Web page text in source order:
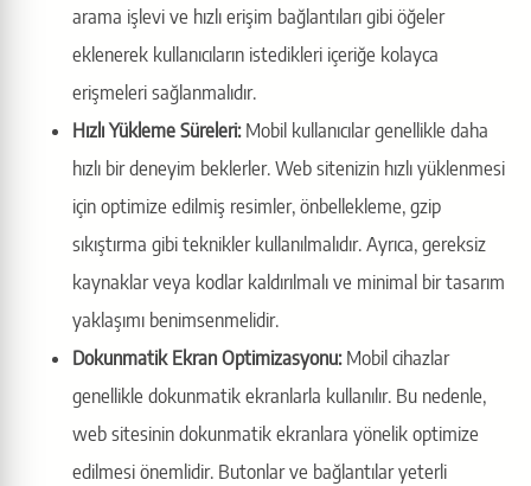
arama işlevi ve hızlı erişim bağlantıları gibi öğeler
eklenerek kullanıcıların istedikleri içeriğe kolayca
erişmeleri sağlanmalıdır.
Hızlı Yükleme Süreleri:Mobil kullanıcılar genellikle daha
hızlı bir deneyim beklerler. Web sitenizin hızlı yüklenmesi
için optimize edilmiş resimler, önbellekleme, gzip
sıkıştırma gibi teknikler kullanılmalıdır. Ayrıca, gereksiz
kaynaklar veya kodlar kaldırılmalı ve minimal bir tasarım
yaklaşımı benimsenmelidir.
Dokunmatik Ekran Optimizasyonu:Mobil cihazlar
genellikle dokunmatik ekranlarla kullanılır. Bu nedenle,
web sitesinin dokunmatik ekranlara yönelik optimize
edilmesi önemlidir. Butonlar ve bağlantılar yeterli